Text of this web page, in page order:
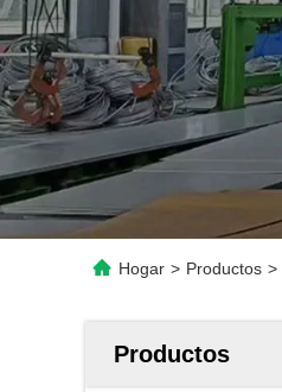
Hogar > Productos >
Productos